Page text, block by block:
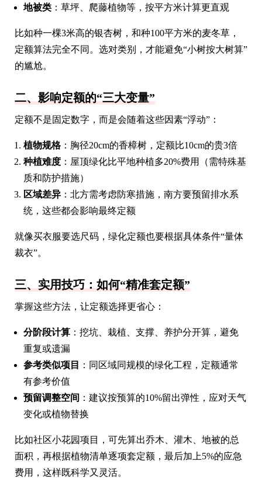
地被类 ：草坪、爬藤植物等，按平方米计算更直观
比如种一棵3米高的银杏树，和种100平方米的麦冬草，
定额算法完全不同。选对类别，才能避免“小树按大树算”
的尴尬。
二、影响定额的“三大变量”
定额不是固定数字，而是会随着这些因素“浮动”：
植物规格：胸径20cm的香樟树，定额比10cm的贵3倍
种植难度 ：屋顶绿化比平地种植多20%费用（需特殊基
质和防护措施）
区域差异 ：北方需考虑防寒措施，南方要预留排水系
统，这些都会影响最终定额
就像买衣服要选尺码，绿化定额也要根据具体条件“量体
裁衣”。
三、实用技巧：如何“精准套定额”
掌握这些方法，让定额选择更省心：
分阶段计算 ：挖坑、栽植、支撑、养护分开算，避免
重复或遗漏
参考类似项目
：同区域同规模的绿化工程，定额通常
有参考价值
预留调整空间 ：建议按预算的10%留出弹性，应对天气
变化或植物替换
比如社区小花园项目，可先算出乔木、灌木、地被的总
面积，再根据植物清单逐项套定额，最后加上5%的应急
费用，这样既科学又灵活。